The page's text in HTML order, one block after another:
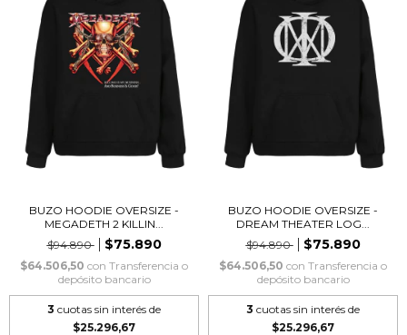
BUZO HOODIE OVERSIZE -
MEGADETH 2 KILLIN...
$94.890
$75.890
$64.506,50 con Transferencia o
depósito bancario
3 cuotas sin interés de
$25.296,67
BUZO HOODIE OVERSIZE -
DREAM THEATER LOG...
$94.890
$75.890
$64.506,50 con Transferencia o
depósito bancario
3 cuotas sin interés de
$25.296,67